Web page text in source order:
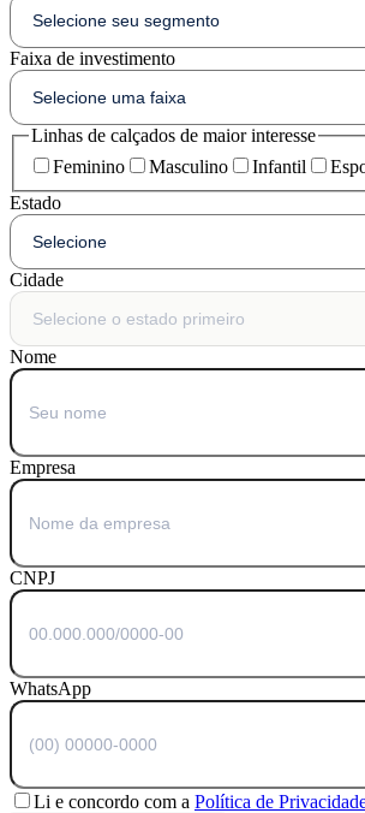
Faixa de investimento
Linhas de calçados de maior interesse
Feminino
Masculino Infantil
Estado
Cidade
Nome
Empresa
CNPJ
WhatsApp
Li e concordo com a Política de